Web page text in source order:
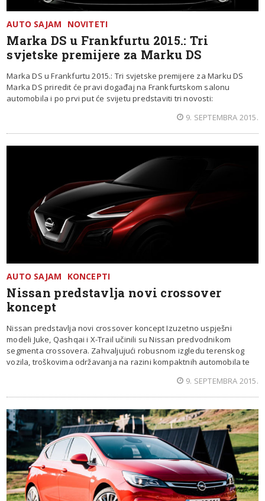
AUTO SAJAM NOVITETI
Marka DS u Frankfurtu 2015.: Tri
svjetske premijere za Marku DS
Marka DS u Frankfurtu 2015.: Tri svjetske premijere za Marku DS
Marka DS priredit će pravi događaj na Frankfurtskom salonu
automobila i po prvi put će svijetu predstaviti tri novosti:
9. SEPTEMBRA 2015.
AUTO SAJAM KONCEPTI
Nissan predstavlja novi crossover
koncept
Nissan predstavlja novi crossover koncept Izuzetno uspješni
modeli Juke, Qashqai i X-Trail učinili su Nissan predvodnikom
segmenta crossovera. Zahvaljujući robusnom izgledu terenskog
vozila, troškovima održavanja na razini kompaktnih automobila te
9. SEPTEMBRA 2015.